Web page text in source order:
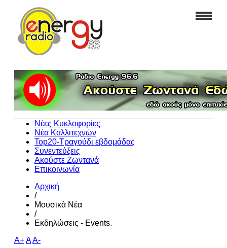
Νέες Κυκλοφορίες
Νέα Καλλιτεχνών
Top20-Τραγούδι εβδομάδας
Συνεντεύξεις
Ακούστε Ζωντανά
Επικοινωνία
Αρχική
/
Μουσικά Νέα
/
Εκδηλώσεις - Events.
A+AA-